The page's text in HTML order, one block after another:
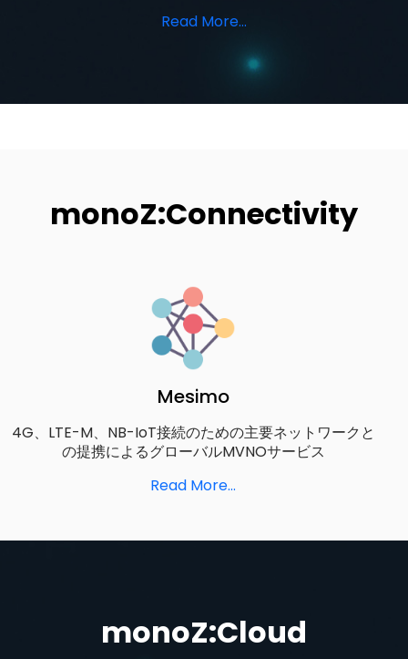
Read More…
monoZ:Connectivity
Mesimo
4G、LTE-M、NB-IoT接続のための主要ネットワークと
の提携によるグローバルMVNOサービス
Read More...
monoZ:Cloud